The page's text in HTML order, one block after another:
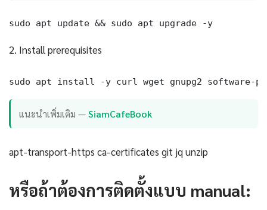
sudo apt update && sudo apt upgrade -y
2. Install prerequisites
sudo apt install -y curl wget gnupg2 software-
แนะนำเพิ่มเติม —SiamCafeBook
apt-transport-https ca-certificates git jq unzip
หรือถ้าต้องการติดตั้งแบบ manual: